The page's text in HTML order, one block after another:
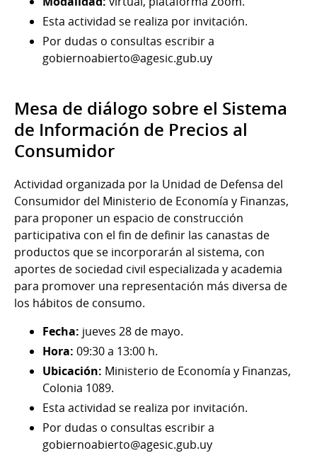
Esta actividad se realiza por invitación.
Por dudas o consultas escribir a
gobiernoabierto@agesic.gub.uy
Mesa de diálogo sobre el Sistema
de Información de Precios al
Consumidor
Actividad organizada por la Unidad de Defensa del
Consumidor del Ministerio de Economía y Finanzas,
para proponer un espacio de construcción
participativa con el fin de definir las canastas de
productos que se incorporarán al sistema, con
aportes de sociedad civil especializada y academia
para promover una representación más diversa de
los hábitos de consumo.
Fecha: jueves 28 de mayo.
Hora: 09:30 a 13:00 h.
Ubicación: Ministerio de Economía y Finanzas,
Colonia 1089.
Esta actividad se realiza por invitación.
Por dudas o consultas escribir a
gobiernoabierto@agesic.gub.uy